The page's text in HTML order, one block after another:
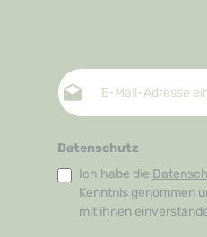
E-Mail-Adresse*
Datenschutz
Ich habe die
Kenntnis genommen
mit ihnen